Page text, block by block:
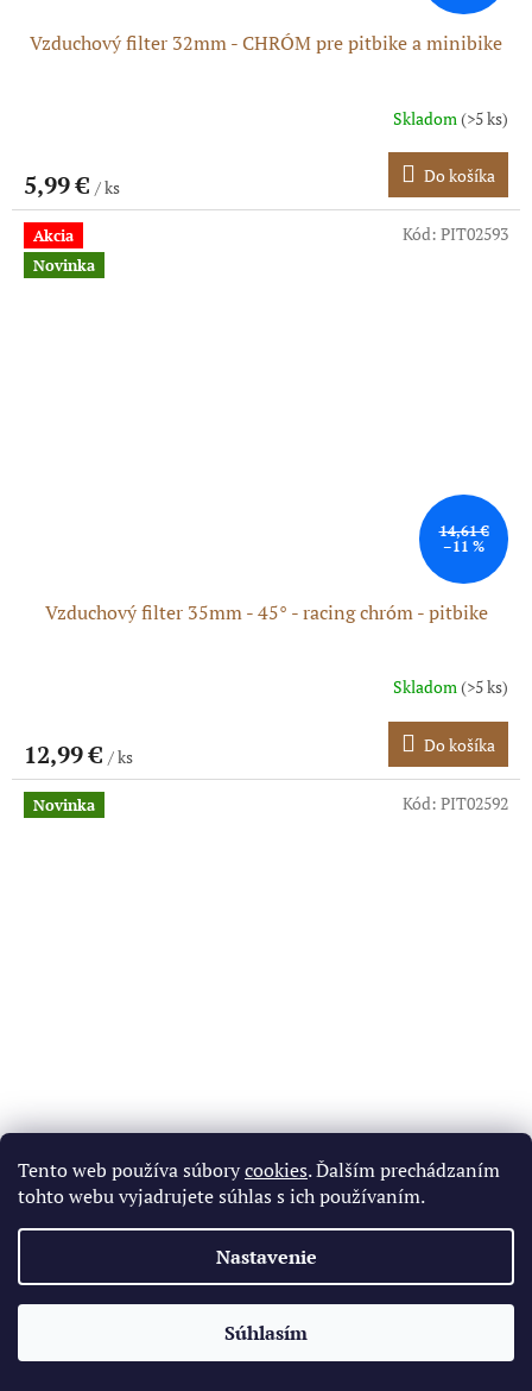
Tento web používa súborycookies. Ďalším prechádzaním
tohto webu vyjadrujete súhlas s ich používaním.
Nastavenie
Súhlasím
Vzduchový filter 32mm - CHRÓM pre pitbike a minibike
Skladom (>5 ks)
5,99 € / ks
Do košíka
Akcia
Novinka
14,61 €
–11 %
Vzduchový filter 35mm - 45° - racing chróm - pitbike
Skladom(>5 ks)
12,99 € / ks
Do košíka
Kód: PIT02593
Novinka
Vzduchový filter 38mm - typ 2
Kód: PIT02592
🔥 Limitovaná cena pre najrýchlejších